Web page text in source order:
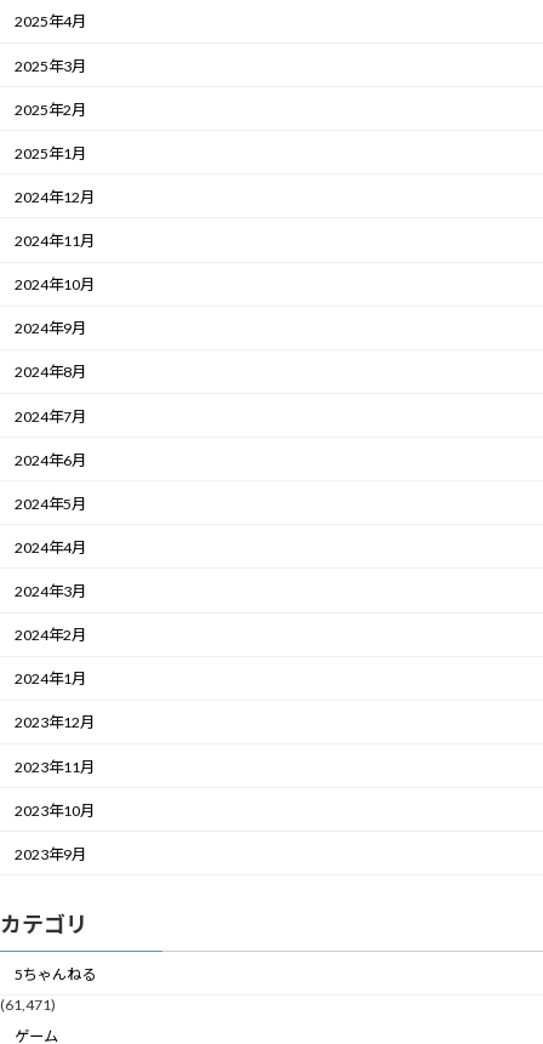
2025年4月
2025年3月
2025年2月
2025年1月
2024年12月
2024年11月
2024年10月
2024年9月
2024年8月
2024年7月
2024年6月
2024年5月
2024年4月
2024年3月
2024年2月
2024年1月
2023年12月
2023年11月
2023年10月
2023年9月
カテゴリ
5ちゃんねる
(61,471)
ゲーム